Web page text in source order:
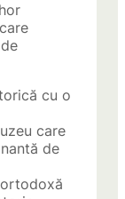
cu o
care
de